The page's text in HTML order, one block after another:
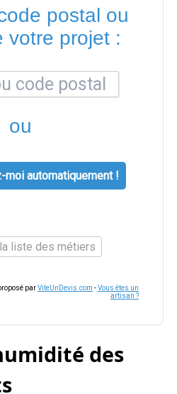
postal ou
votre projet :
ou
automatiquement !
liste des métiers
parViteUnDevis.com -Vous êtes un
artisan ?
des